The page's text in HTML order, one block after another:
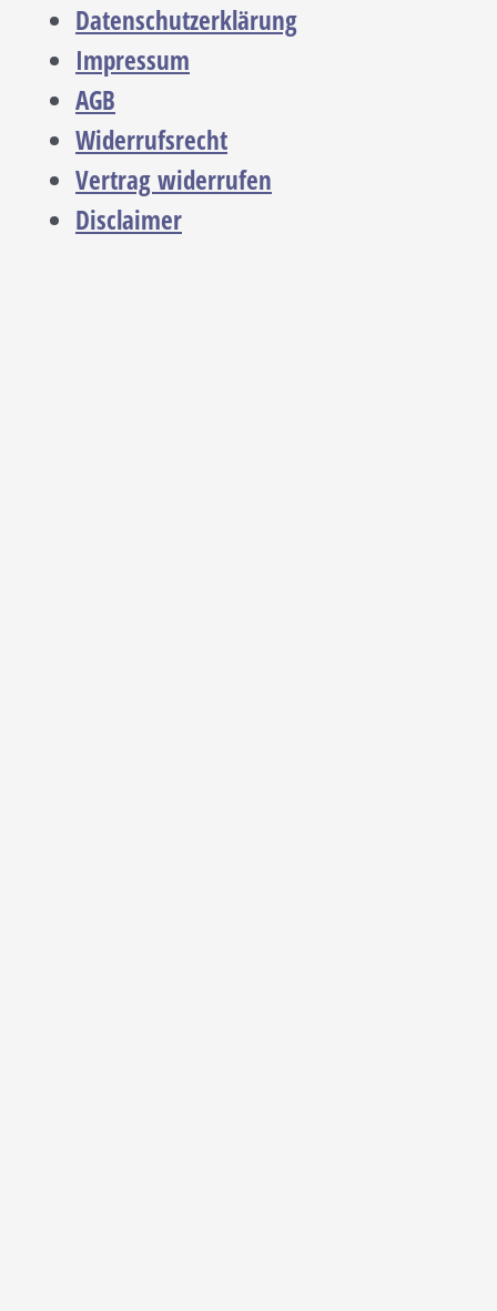
Datenschutzerklärung
Impressum
AGB
Widerrufsrecht
Vertrag widerrufen
Disclaimer